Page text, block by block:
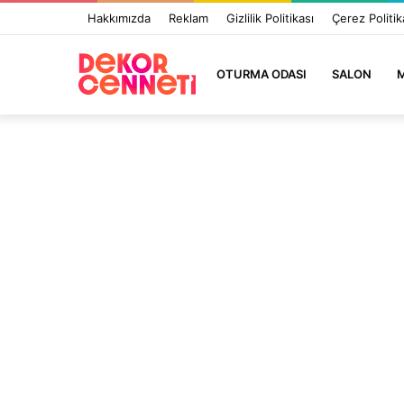
Hakkımızda Reklam Gizlilik Politikası Çerez
OTURMA ODASI SALON